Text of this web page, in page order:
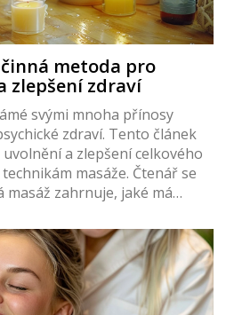
metoda pro
zlepšení zdraví
svými mnoha přínosy
zdraví. Tento článek
a zlepšení celkového
masáže. Čtenář se
masáž zahrnuje, jaké má
mylné představy a důležité
z masáže.